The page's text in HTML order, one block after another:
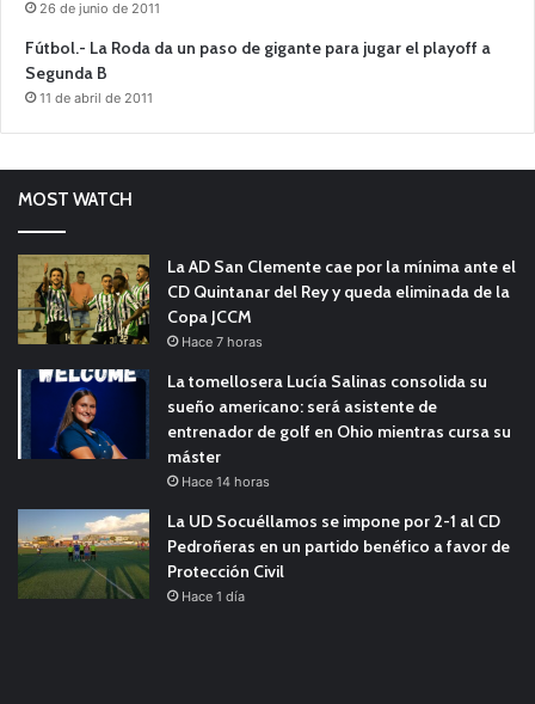
26 de junio de 2011
Fútbol.- La Roda da un paso de gigante para jugar el playoff a
Segunda B
11 de abril de 2011
MOST WATCH
La AD San Clemente cae por la mínima ante el
CD Quintanar del Rey y queda eliminada de la
Copa JCCM
Hace 7 horas
La tomellosera Lucía Salinas consolida su
sueño americano: será asistente de
entrenador de golf en Ohio mientras cursa su
máster
Hace 14 horas
La UD Socuéllamos se impone por 2-1 al CD
Pedroñeras en un partido benéfico a favor de
Protección Civil
Hace 1 día